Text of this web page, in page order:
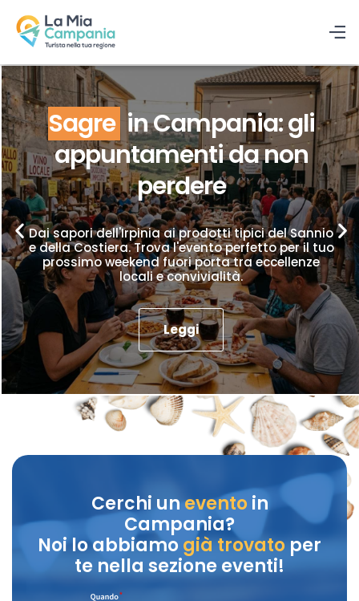
Sagre in Campania: gli
appuntamenti da non
perdere
Dai sapori dell'Irpinia ai prodotti tipici del Sannio
e della Costiera. Trova l'evento perfetto per il tuo
prossimo weekend fuori porta tra eccellenze
locali e convivialità.
Leggi
Cerchi unevento in
Campania?
Noi lo abbiamo già trovatoper
te nella sezione eventi!